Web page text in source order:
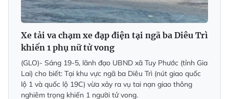
Xe tải va chạm xe đạp điện tại ngã ba Diêu Trì
khiến 1 phụ nữ tử vong
(GLO)- Sáng 19-5, lãnh đạo UBND xã Tuy Phước (tỉnh Gia
Lai) cho biết: Tại khu vực ngã ba Diêu Trì (nút giao quốc
lộ 1 và quốc lộ 19C) vừa xảy ra vụ tai nạn giao thông
nghiêm trọng khiến 1 người tử vong.